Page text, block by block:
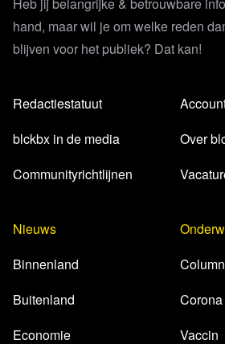
hand, maar wil je om welke reden
blijven voor het publiek? Dat kan!
Redactiestatuut
blckbx in de media
Communityrichtlijnen
Over
Nieuws
Binnenland
Buitenland
Economie
Corona
Vaccin